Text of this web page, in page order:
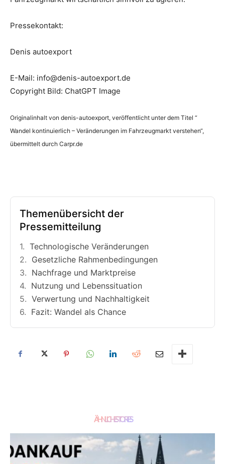
Pressekontakt:
Denis autoexport
E-Mail: info@denis-autoexport.de
Copyright Bild: ChatGPT Image
Originalinhalt von denis-autoexport, veröffentlicht unter dem Titel “
Wandel kontinuierlich – Veränderungen im Fahrzeugmarkt verstehen“,
übermittelt durch Carpr.de
Themenübersicht der
Pressemitteilung
Technologische Veränderungen
Gesetzliche Rahmenbedingungen
Nachfrage und Marktpreise
Nutzung und Lebenssituation
Verwertung und Nachhaltigkeit
Fazit: Wandel als Chance
ÄHNLICHE STORIES